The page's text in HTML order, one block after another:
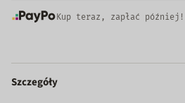
Kup teraz, zapłać później!
Szczegóły